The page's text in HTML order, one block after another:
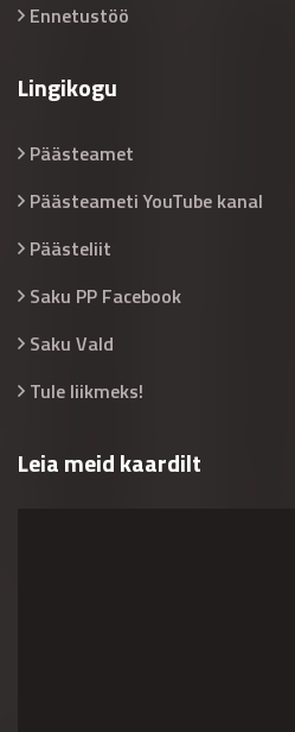
Ennetustöö
Lingikogu
Päästeamet
Päästeameti YouTube kanal
Päästeliit
Saku PP Facebook
Saku Vald
Tule liikmeks!
Leia meid kaardilt